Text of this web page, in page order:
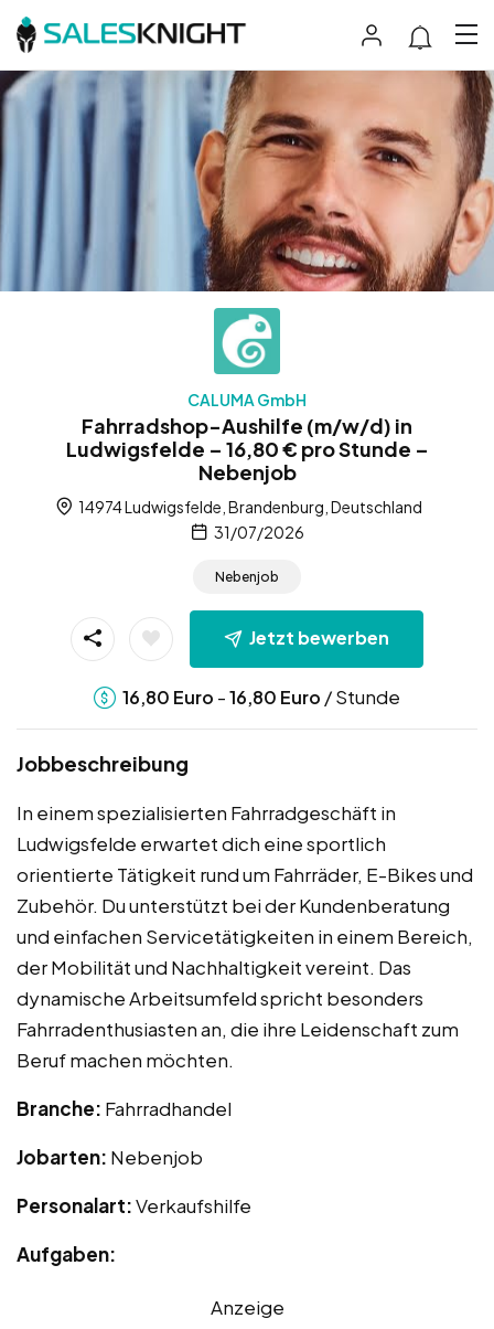
CALUMA GmbH
Fahrradshop-Aushilfe (m/w/d) in
Ludwigsfelde – 16,80 € pro Stunde –
Nebenjob
14974 Ludwigsfelde, Brandenburg, Deutschland
31/07/2026
Nebenjob
Jetzt bewerben
16,80 Euro -16,80 Euro / Stunde
Jobbeschreibung
In einem spezialisierten Fahrradgeschäft in
Ludwigsfelde erwartet dich eine sportlich
orientierte Tätigkeit rund um Fahrräder, E-Bikes und
Zubehör. Du unterstützt bei der Kundenberatung
und einfachen Servicetätigkeiten in einem Bereich,
der Mobilität und Nachhaltigkeit vereint. Das
dynamische Arbeitsumfeld spricht besonders
Fahrradenthusiasten an, die ihre Leidenschaft zum
Beruf machen möchten.
Branche: Fahrradhandel
Jobarten: Nebenjob
Personalart:Verkaufshilfe
Aufgaben:
Anzeige